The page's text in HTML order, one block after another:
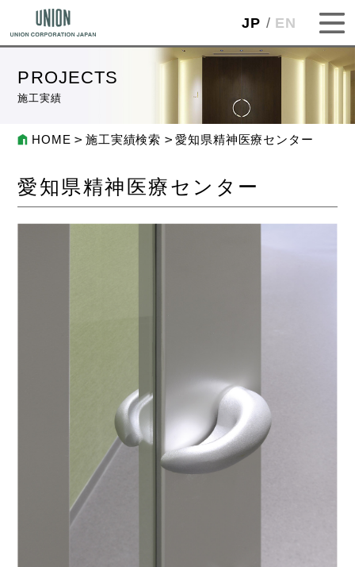
JP EN
PROJECTS
施工実績
HOME 施工実績検索 愛知県精神医療センター
愛知県精神医療センター